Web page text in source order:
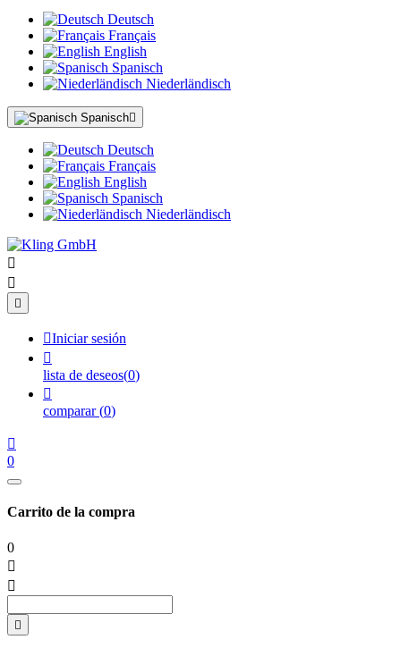
Deutsch
Français
English
Spanisch
Niederländisch
Spanisch
Deutsch
Français
English
Spanisch
Niederländisch



Iniciar sesión

lista de deseos(0)

comparar (0)

0
Carrito de la compra
0


